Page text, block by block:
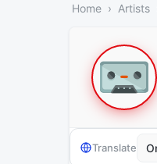
Home Artists
Translate